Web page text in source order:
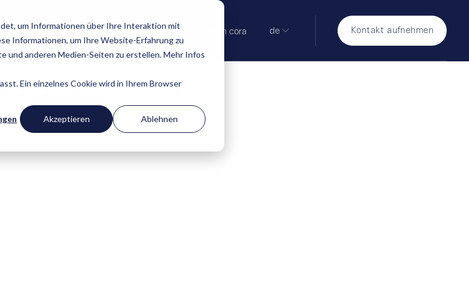
um Informationen über Ihre Interaktion mit
Informationen, um Ihre Website-Erfahrung zu
und anderen Medien-Seiten zu erstellen. Mehr Infos
Ein einzelnes Cookie wird in Ihrem Browser
Akzeptieren Ablehnen
Referenzen Über cora Warum cora de Kontakt aufnehmen